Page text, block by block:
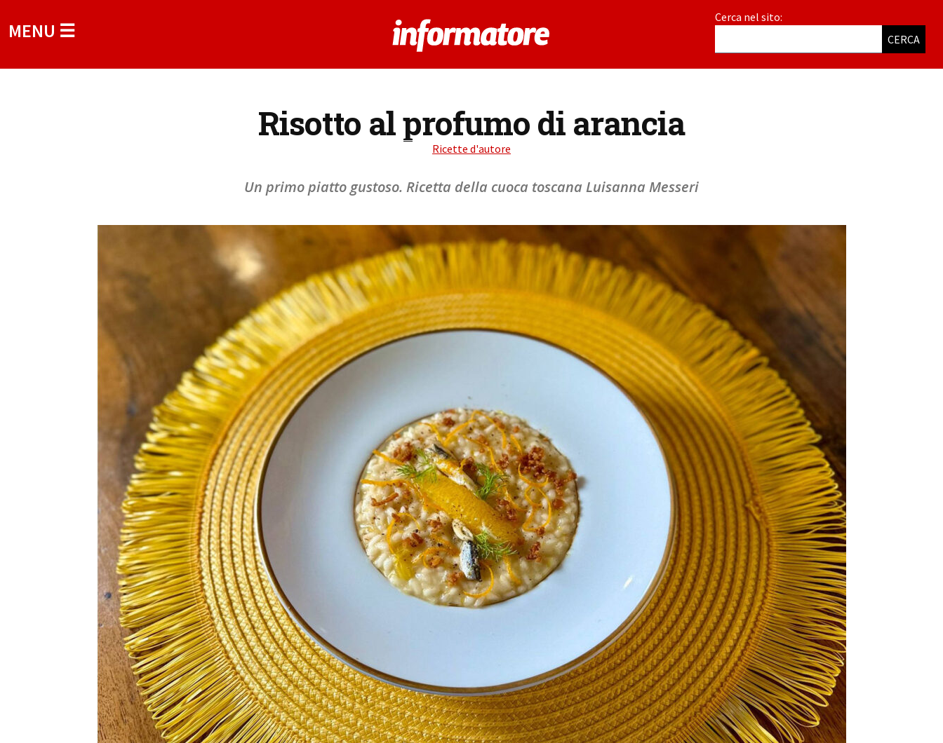
MENU ☰
Cerca nel sito:
CERCA
Risotto al profumo di arancia
Ricette d'autore
Un primo piatto gustoso. Ricetta della cuoca toscana Luisanna Messeri